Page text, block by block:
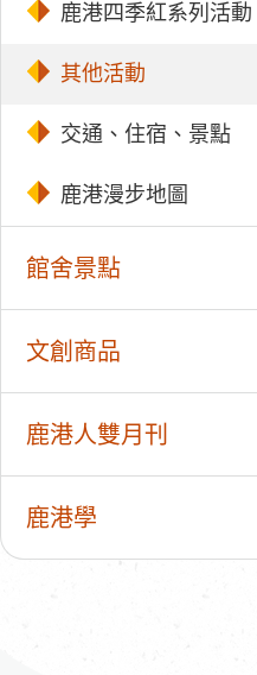
鹿港四季紅系列活動
其他活動
交通、住宿、景點
鹿港漫步地圖
館舍景點
文創商品
鹿港人雙月刊
鹿港學